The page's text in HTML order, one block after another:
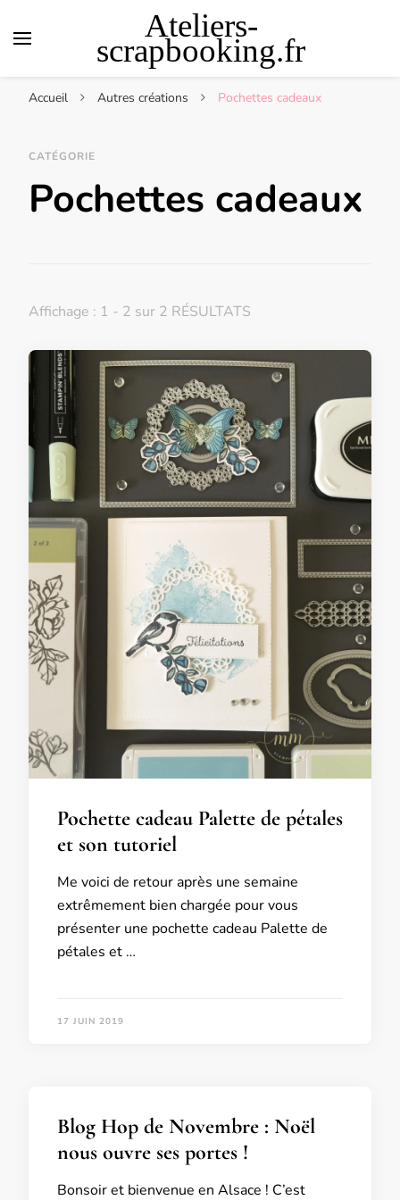
Ateliers-
scrapbooking.fr
Accueil Autres créations Pochettes cadeaux
CATÉGORIE
Pochettes cadeaux
Affichage : 1 - 2 sur 2 RÉSULTATS
Pochette cadeau Palette de pétales
et son tutoriel
Me voici de retour après une semaine
extrêmement bien chargée pour vous
présenter une pochette cadeau Palette de
pétales et …
17 JUIN 2019
Blog Hop de Novembre : Noël
nous ouvre ses portes !
Bonsoir et bienvenue en Alsace ! C’est